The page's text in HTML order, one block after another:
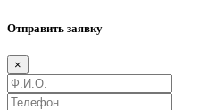
Отправить заявку
×